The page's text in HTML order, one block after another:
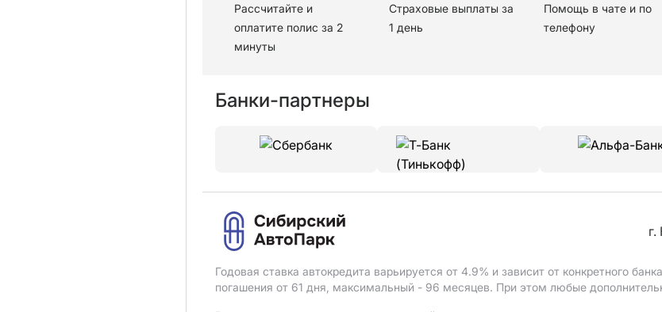
Рассчитайте и
оплатите полис за 2
минуты
Страховые выплаты за
1 день
Помощь в чате и по
телефону
Банки-партнеры
Годовая ставка автокредита варьируется от 4.9% и зависит от конкретного
погашения от 61 дня, максимальный - 96 месяцев. При этом любые